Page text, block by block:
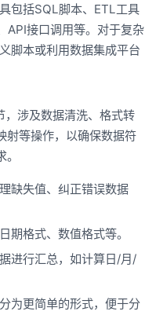
包括SQL脚本、ETL工具
API接口调用等。对于复杂
脚本或利用数据集成平台
涉及数据清洗、格式转
射等操作，以确保数据符
缺失值、纠正错误数据
期格式、数值格式等。
进行汇总，如计算日/月/
为更简单的形式，便于分